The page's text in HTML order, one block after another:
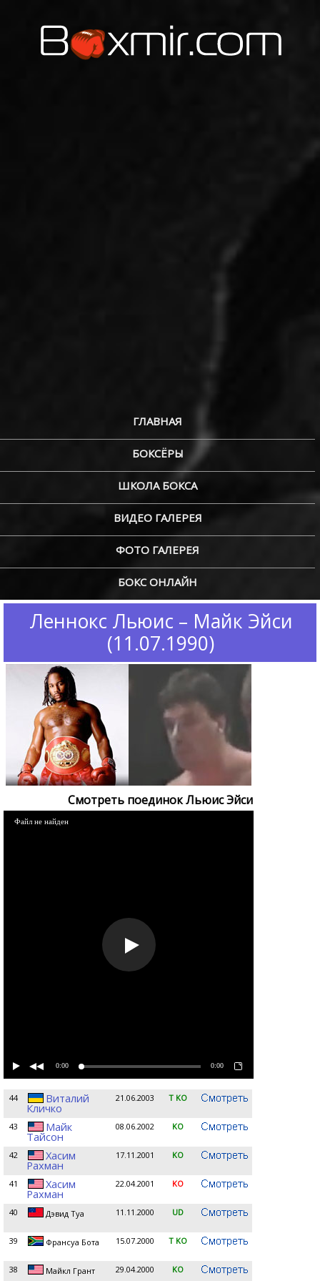
ГЛАВНАЯ
БОКСЁРЫ
ШКОЛА БОКСА
ВИДЕО ГАЛЕРЕЯ
ФОТО ГАЛЕРЕЯ
БОКС ОНЛАЙН
Леннокс Льюис – Майк Эйси
(11.07.1990)
Смотреть поединок Льюис Эйси
Файл не найден
0:00 0:00
44 Виталий
Кличко
21.06.2003 T KO
43 Майк
Тайсон
08.06.2002 KO
42 Хасим
Рахман
17.11.2001 KO
41 Хасим
Рахман
22.04.2001 KO
40 Дэвид Туа 11.11.2000 UD
39 Франсуа Бота 15.07.2000 T KO
38 Майкл Грант 29.04.2000 KO